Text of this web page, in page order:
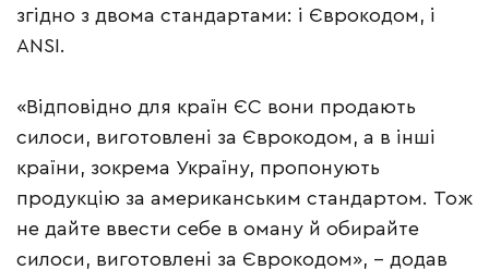
згідно з двома стандартами: і Єврокодом, і
ANSI.
«Відповідно для країн ЄС вони продають
силоси, виготовлені за Єврокодом, а в інші
країни, зокрема Україну, пропонують
продукцію за американським стандартом. Тож
не дайте ввести себе в оману й обирайте
силоси, виготовлені за Єврокодом», – додав